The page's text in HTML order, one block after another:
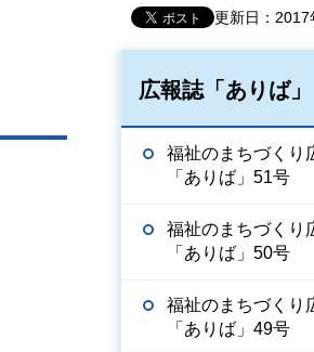
更新日：2017
広報誌「ありば」
福祉のまちづくり
「ありば」51号
福祉のまちづくり
「ありば」50号
福祉のまちづくり
「ありば」49号